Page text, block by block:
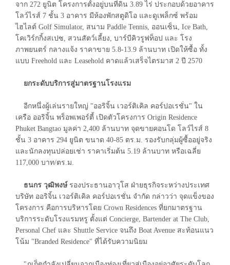
จาก 272 ยูนิต โครงการตั้งอยู่บนที่ดิน 3.89 ไร่ ประกอบด้วยอาคาร
โลว์ไรส์ 7 ชั้น 3 อาคาร มีห้องพักสตูดิโอ และดูเพล็กซ์ พร้อม
ไฮไลต์ Golf Simulator, สนาม Paddle Tennis, ออนเซ็น, Ice Bath,
โคเวิร์กกิ้งสเปซ, สวนสัตว์เลี้ยง, บาร์บีคิวรูฟท็อป และ โรง
ภาพยนตร์ กลางแจ้ง ราคาขาย 5.8-13.9 ล้านบาท เปิดให้ซื้อ ทั้ง
แบบ Freehold และ Leasehold คาดแล้วเสร็จไตรมาส 2 ปี 2570
ยกระดับบริการสู่มาตรฐานโรงแรม
อีกหนึ่งผู้เล่นรายใหญ่ "ออริจิ้น เวอร์ติเคิล คอร์ปอเรชั่น" ใน
เครือ ออริจิ้น พร็อพเพอร์ตี้ เปิดตัวโครงการ Origin Residence
Phuket Bangtao มูลค่า 2,400 ล้านบาท จุดขายคอนโด โลว์ไรส์ 8
ชั้น 3 อาคาร 294 ยูนิต ขนาด 40-85 ตร.ม. รองรับกลุ่มผู้ซื้ออยู่จริง
และนักลงทุนปล่อยเช่า ราคาเริ่มต้น 5.19 ล้านบาท หรือเฉลี่ย
117,000 บาท/ตร.ม.
ธนกร วุฒิพงษ์ รองประธานอาวุโส ฝ่ายธุรกิจระหว่างประเทศ
บริษัท ออริจิ้น เวอร์ติเคิล คอร์ปอเรชั่น จำกัด กล่าวว่า จุดแข็งของ
โครงการ คือการบริหารโดย Crown Residences ที่ยกมาตรฐาน
บริการระดับโรงแรมหรู ตั้งแต่ Concierge, Bartender at The Club,
Personal Chef และ Shuttle Service จนถึง Boat Avenue สะท้อนแนว
โน้ม "Branded Residence" ที่ได้รับความนิยม